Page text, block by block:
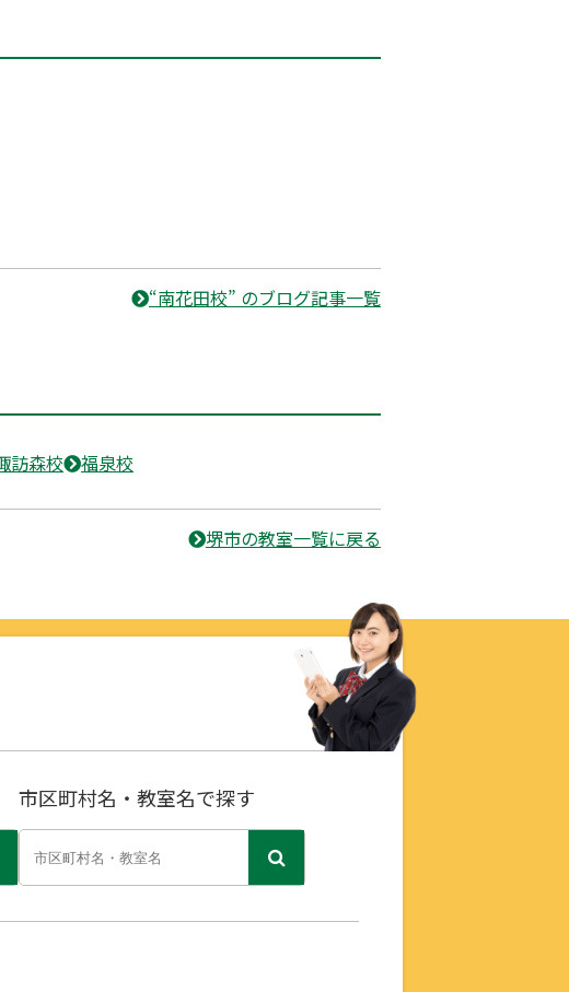
“南花田校” のブログ記事一覧
訪森校 福泉校
堺市の教室一覧に戻る
市区町村名・教室名で探す